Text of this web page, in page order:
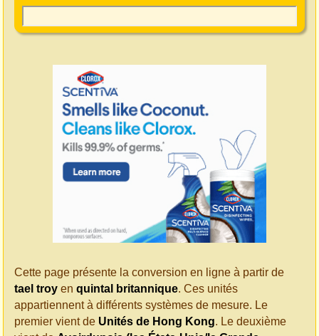
Cette page présente la conversion en ligne à partir de
tael troy en quintal britannique. Ces unités
appartiennent à différents systèmes de mesure. Le
premier vient de Unités de Hong Kong. Le deuxième